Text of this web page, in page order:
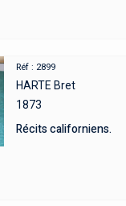
Réf : 2899
HARTE Bret
1873
Récits californiens.